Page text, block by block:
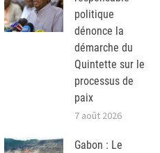
politique
dénonce la
démarche du
Quintette sur le
processus de
paix
7 août 2026
Gabon : Le